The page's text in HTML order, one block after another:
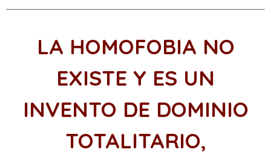
LA HOMOFOBIA NO
EXISTE Y ES UN
INVENTO DE DOMINIO
TOTALITARIO,